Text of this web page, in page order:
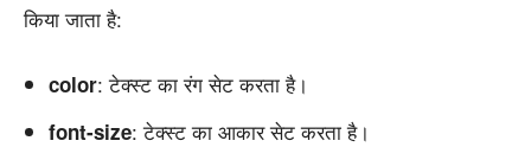
किया जाता है:
color: टेक्स्ट का रंग सेट करता है।
font-size: टेक्स्ट का आकार सेट करता है।